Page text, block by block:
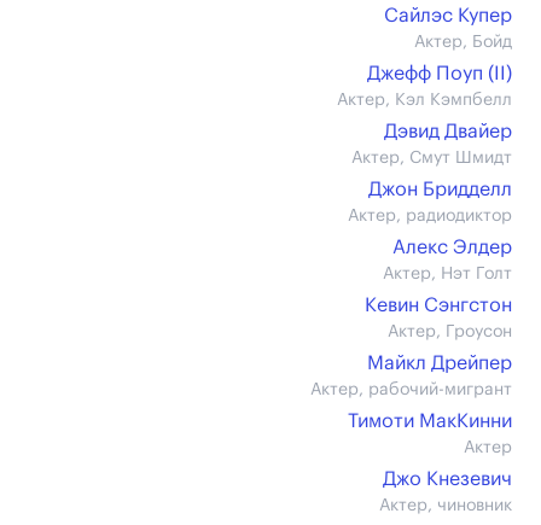
Сайлэс Купер
Актер, Бойд
Джефф Поуп (II)
Актер, Кэл Кэмпбелл
Дэвид Двайер
Актер, Смут Шмидт
Джон Бридделл
Актер, радиодиктор
Алекс Элдер
Актер, Нэт Голт
Кевин Сэнгстон
Актер, Гроусон
Майкл Дрейпер
Актер, рабочий-мигрант
Тимоти МакКинни
Актер
Джо Кнезевич
Актер, чиновник